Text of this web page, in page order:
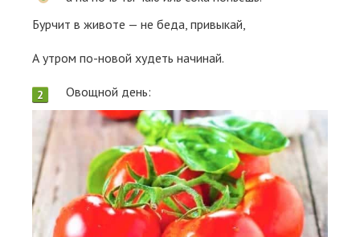
Бурчит в животе — не беда, привыкай,
А утром по-новой худеть начинай.
Овощной день: